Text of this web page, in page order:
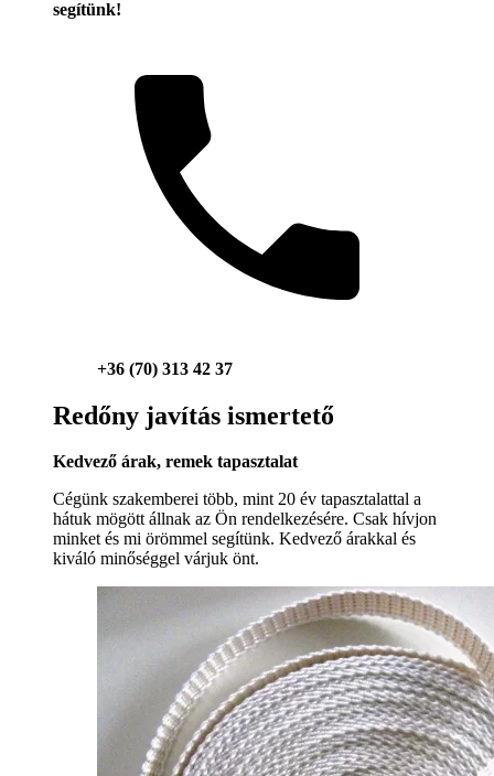
segítünk!
+36 (70) 313 42 37
Redőny javítás ismertető
Kedvező árak, remek tapasztalat
Cégünk szakemberei több, mint 20 év tapasztalattal a
hátuk mögött állnak az Ön rendelkezésére. Csak hívjon
minket és mi örömmel segítünk. Kedvező árakkal és
kiváló minőséggel várjuk önt.